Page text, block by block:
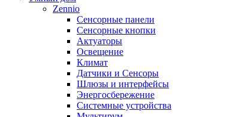
Zennio
Сенсорные панели
Сенсорные кнопки
Актуаторы
Освещение
Климат
Датчики и Сенсоры
Шлюзы и интерфейсы
Энергосбережение
Системные устройства